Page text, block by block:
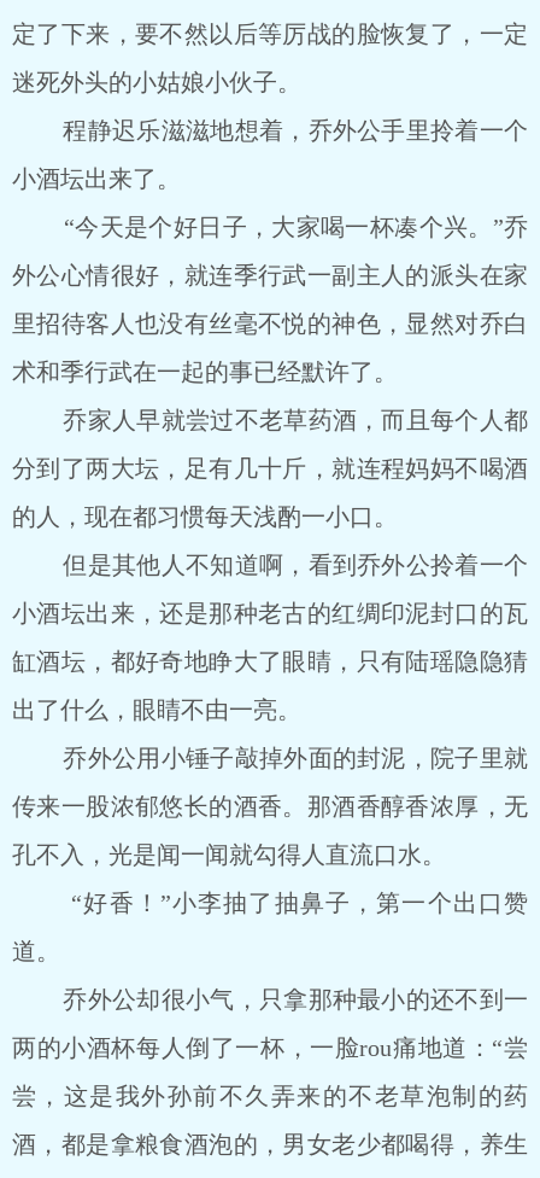
定了下来，要不然以后等厉战的脸恢复了，一定
迷死外头的小姑娘小伙子。
程静迟乐滋滋地想着，乔外公手里拎着一个
小酒坛出来了。
“今天是个好日子，大家喝一杯凑个兴。”乔
外公心情很好，就连季行武一副主人的派头在家
里招待客人也没有丝毫不悦的神色，显然对乔白
术和季行武在一起的事已经默许了。
乔家人早就尝过不老草药酒，而且每个人都
分到了两大坛，足有几十斤，就连程妈妈不喝酒
的人，现在都习惯每天浅酌一小口。
但是其他人不知道啊，看到乔外公拎着一个
小酒坛出来，还是那种老古的红绸印泥封口的瓦
缸酒坛，都好奇地睁大了眼睛，只有陆瑶隐隐猜
出了什么，眼睛不由一亮。
乔外公用小锤子敲掉外面的封泥，院子里就
传来一股浓郁悠长的酒香。那酒香醇香浓厚，无
孔不入，光是闻一闻就勾得人直流口水。
“好香！”小李抽了抽鼻子，第一个出口赞
道。
乔外公却很小气，只拿那种最小的还不到一
两的小酒杯每人倒了一杯，一脸rou痛地道：“尝
尝，这是我外孙前不久弄来的不老草泡制的药
酒，都是拿粮食酒泡的，男女老少都喝得，养生